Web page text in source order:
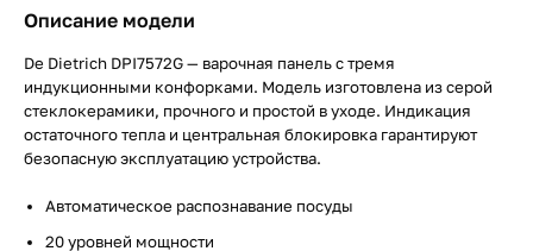
Описание модели
De Dietrich DPI7572G — варочная панель с тремя
индукционными конфорками. Модель изготовлена из серой
стеклокерамики, прочного и простой в уходе. Индикация
остаточного тепла и центральная блокировка гарантируют
безопасную эксплуатацию устройства.
Автоматическое распознавание посуды
20 уровней мощности